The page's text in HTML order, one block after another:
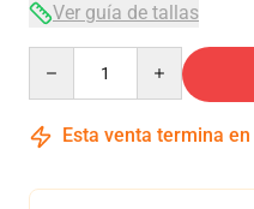
Ver guía de tallas
Esta venta termina en